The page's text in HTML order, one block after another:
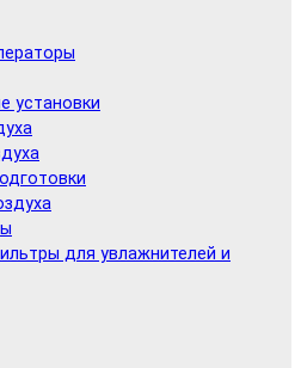
установки
для увлажнителей и